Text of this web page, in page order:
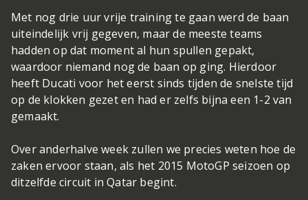
Met nog drie uur vrije training te gaan werd de baan
uiteindelijk vrij gegeven, maar de meeste teams
hadden op dat moment al hun spullen gepakt,
waardoor niemand nog de baan op ging. Hierdoor
heeft Ducati voor het eerst sinds tijden de snelste tijd
op de klokken gezet en had er zelfs bijna een 1-2 van
gemaakt.
Over anderhalve week zullen we precies weten hoe de
zaken ervoor staan, als het 2015 MotoGP seizoen op
ditzelfde circuit in Qatar begint.